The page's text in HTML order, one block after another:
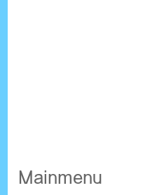
Mainmenu